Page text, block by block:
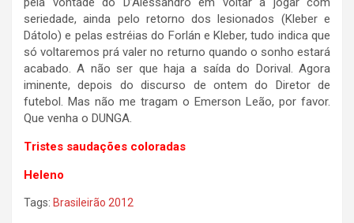
seriedade, ainda pelo retorno dos lesionados (Kleber e
Dátolo) e pelas estréias do Forlán e Kleber, tudo indica que
só voltaremos prá valer no returno quando o sonho estará
acabado. A não ser que haja a saída do Dorival. Agora
iminente, depois do discurso de ontem do Diretor de
futebol. Mas não me tragam o Emerson Leão, por favor.
Que venha o DUNGA.
Tristes saudações coloradas
Heleno
Tags: Brasileirão 2012